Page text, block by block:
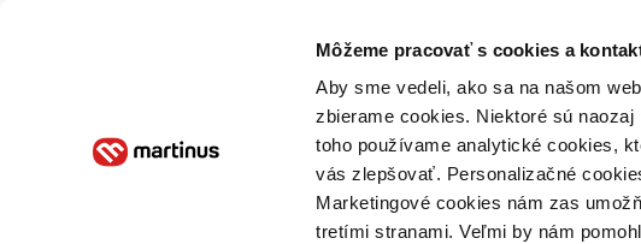
Môžeme pracovať s cookies a
Aby sme vedeli, ako sa na našom
zbierame cookies. Niektoré sú
toho používame analytické cookies,
vás zlepšovať. Personalizačné
Marketingové cookies nám zas
tretími stranami. Veľmi by nám
Poukážky Kontakt